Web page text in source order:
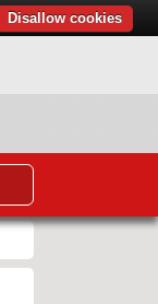
Disallow cookies